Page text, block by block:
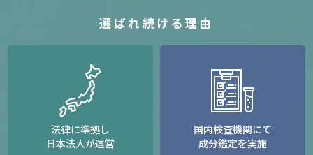
選ばれ続ける理由
法律に準拠し
日本法人が運営
国内検査機関にて
成分鑑定を実施